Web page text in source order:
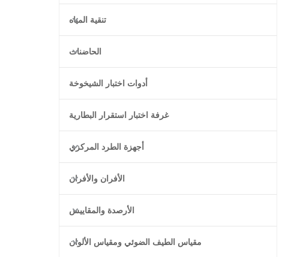
تنقية المياه
الحاضنات
أدوات اختبار الشيخوخة
غرفة اختبار استقرار البطارية
أجهزة الطرد المركزي
الأفران والأفران
الأرصدة والمقاييس
مقياس الطيف الضوئي ومقياس الألوان